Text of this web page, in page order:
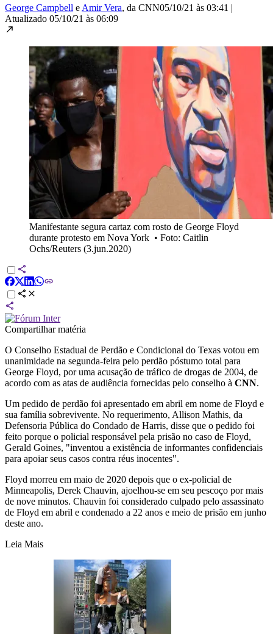
George Campbell e Amir Vera, da CNN05/10/21 às 03:41 |
Atualizado 05/10/21 às 06:09
Manifestante segura cartaz com rosto de George Floyd
durante protesto em Nova York • Foto: Caitlin
Ochs/Reuters (3.jun.2020)
Compartilhar matéria
O Conselho Estadual de Perdão e Condicional do Texas votou em
unanimidade na segunda-feira pelo perdão póstumo total para
George Floyd, por uma acusação de tráfico de drogas de 2004, de
acordo com as atas de audiência fornecidas pelo conselho à CNN.
Um pedido de perdão foi apresentado em abril em nome de Floyd e
sua família sobrevivente. No requerimento, Allison Mathis, da
Defensoria Pública do Condado de Harris, disse que o pedido foi
feito porque o policial responsável pela prisão no caso de Floyd,
Gerald Goines, "inventou a existência de informantes confidenciais
para apoiar seus casos contra réus inocentes".
Floyd morreu em maio de 2020 depois que o ex-policial de
Minneapolis, Derek Chauvin, ajoelhou-se em seu pescoço por mais
de nove minutos. Chauvin foi considerado culpado pelo assassinato
de Floyd em abril e condenado a 22 anos e meio de prisão em junho
deste ano.
Leia Mais